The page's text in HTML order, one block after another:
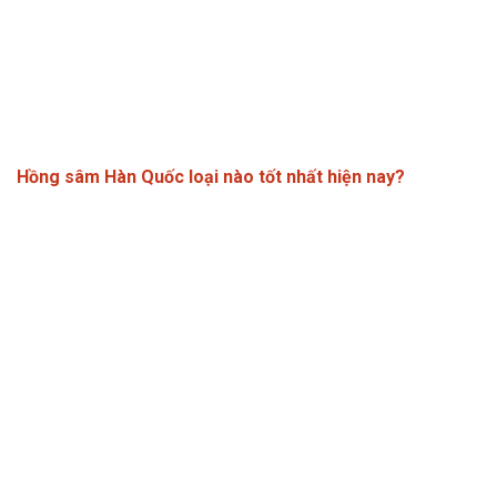
Hồng sâm Hàn Quốc loại nào tốt nhất hiện nay?